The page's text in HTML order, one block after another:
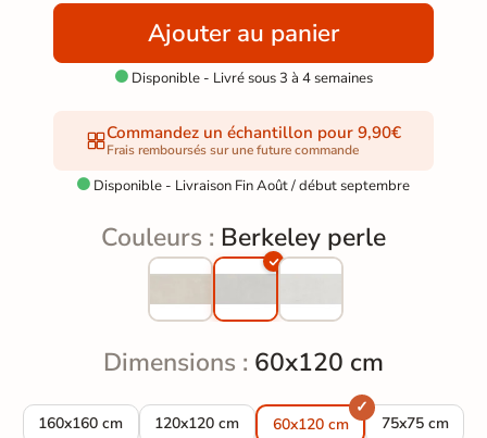
Ajouter au panier
Disponible - Livré sous 3 à 4 semaines
Commandez un échantillon pour 9,90€
Frais remboursés sur une future commande
 Disponible - Livraison Fin Août / début septembre
Couleurs : Berkeley perle
Dimensions : 60x120 cm
160x160 cm
Carrelage sol moderne Berkeley perle 160x160 cm
120x120 cm
Carrelage sol moderne Berkeley perle
60x120 cm 75x75 cm
Carrelage sol